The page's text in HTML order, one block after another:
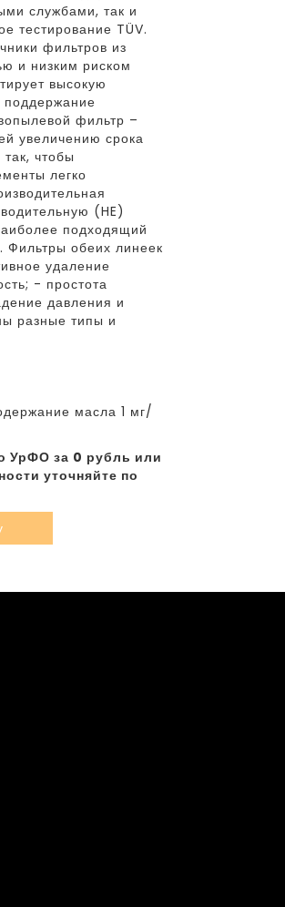
службами, так и
тестирование TÜV.
фильтров из
и низким риском
высокую
поддержание
фильтр –
увеличению срока
чтобы
легко
(HE)
подходящий
Фильтры обеих линеек
удаление
- простота
давления и
разные типы и
масла 1 мг/
УрФО за 0 рубль или
уточняйте по